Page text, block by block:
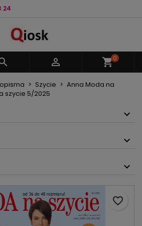
24
 shopping_cart0
Szycie
Anna Moda na
szycie 5/2025
favorite_border
Anuluj
by zapisać produkty na
Anuluj Zaloguj się